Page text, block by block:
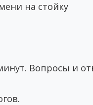
на стойку
Вопросы и